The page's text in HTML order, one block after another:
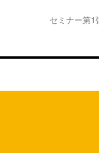
セミナー第